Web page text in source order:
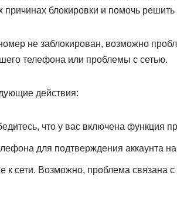
блокировки и помочь решить
не заблокирован, возможно
телефона или проблемы с сетью.
действия:
что у вас включена функция
для подтверждения аккаунта
к сети. Возможно, проблема связана